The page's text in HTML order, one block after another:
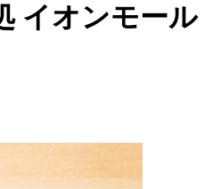
イオンモール